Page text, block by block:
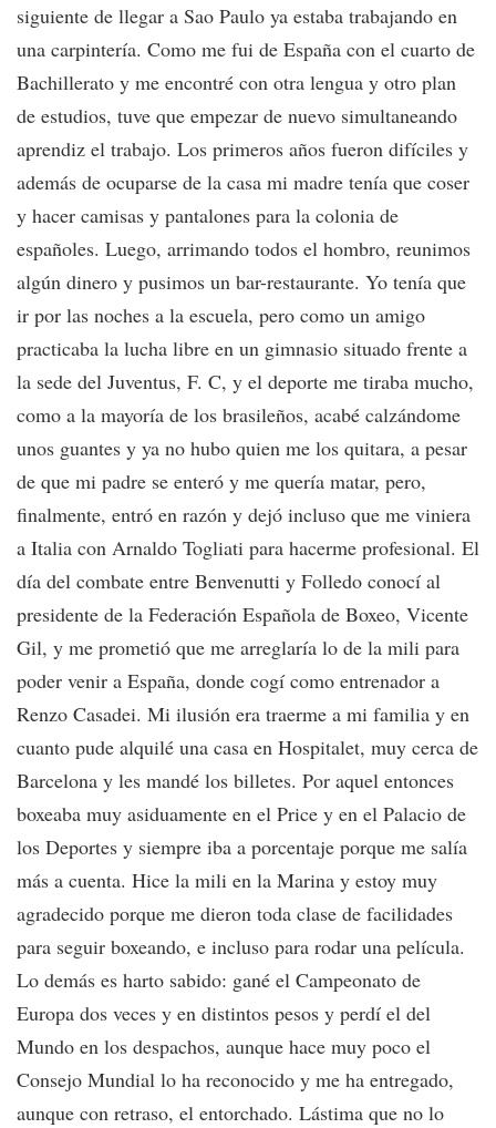
siguiente de llegar a Sao Paulo ya estaba trabajando en
una carpintería. Como me fui de España con el cuarto de
Bachillerato y me encontré con otra lengua y otro plan
de estudios, tuve que empezar de nuevo simultaneando
aprendiz el trabajo. Los primeros años fueron difíciles y
además de ocuparse de la casa mi madre tenía que coser
y hacer camisas y pantalones para la colonia de
españoles. Luego, arrimando todos el hombro, reunimos
algún dinero y pusimos un bar-restaurante. Yo tenía que
ir por las noches a la escuela, pero como un amigo
practicaba la lucha libre en un gimnasio situado frente a
la sede del Juventus, F. C, y el deporte me tiraba mucho,
como a la mayoría de los brasileños, acabé calzándome
unos guantes y ya no hubo quien me los quitara, a pesar
de que mi padre se enteró y me quería matar, pero,
finalmente, entró en razón y dejó incluso que me viniera
a Italia con Arnaldo Togliati para hacerme profesional. El
día del combate entre Benvenutti y Folledo conocí al
presidente de la Federación Española de Boxeo, Vicente
Gil, y me prometió que me arreglaría lo de la mili para
poder venir a España, donde cogí como entrenador a
Renzo Casadei. Mi ilusión era traerme a mi familia y en
cuanto pude alquilé una casa en Hospitalet, muy cerca de
Barcelona y les mandé los billetes. Por aquel entonces
boxeaba muy asiduamente en el Price y en el Palacio de
los Deportes y siempre iba a porcentaje porque me salía
más a cuenta. Hice la mili en la Marina y estoy muy
agradecido porque me dieron toda clase de facilidades
para seguir boxeando, e incluso para rodar una película.
Lo demás es harto sabido: gané el Campeonato de
Europa dos veces y en distintos pesos y perdí el del
Mundo en los despachos, aunque hace muy poco el
Consejo Mundial lo ha reconocido y me ha entregado,
aunque con retraso, el entorchado. Lástima que no lo